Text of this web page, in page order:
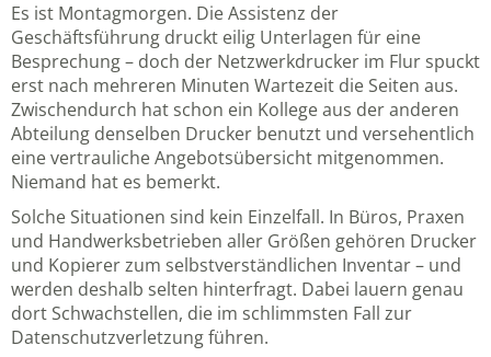
Es ist Montagmorgen. Die Assistenz der
Geschäftsführung druckt eilig Unterlagen für eine
Besprechung – doch der Netzwerkdrucker im Flur spuckt
erst nach mehreren Minuten Wartezeit die Seiten aus.
Zwischendurch hat schon ein Kollege aus der anderen
Abteilung denselben Drucker benutzt und versehentlich
eine vertrauliche Angebotsübersicht mitgenommen.
Niemand hat es bemerkt.
Solche Situationen sind kein Einzelfall. In Büros, Praxen
und Handwerksbetrieben aller Größen gehören Drucker
und Kopierer zum selbstverständlichen Inventar – und
werden deshalb selten hinterfragt. Dabei lauern genau
dort Schwachstellen, die im schlimmsten Fall zur
Datenschutzverletzung führen.